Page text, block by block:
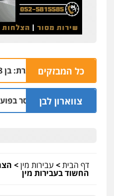
כל המבזקים
נצרת: בן 28 נעצר בחשד לסחיטה באיומים מטלפון שאינו שלו
צווארון לבןמאסר בפועל
דף הבית> עבירות מין>
החשוד בעבירות מין